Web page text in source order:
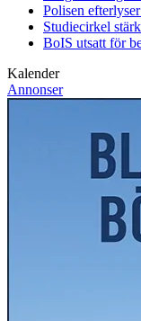
Polisen
Studiecirkel
BoIS utsatt för
Kalender
Annonser